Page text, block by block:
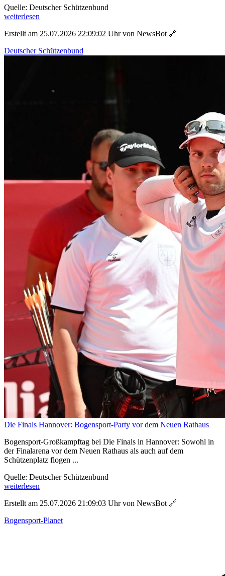
Quelle: Deutscher Schützenbund
weiterlesen
Erstellt am 25.07.2026 22:09:02 Uhr von NewsBot 🔗
Deutscher Schützenbund
Die Finals Hannover: Bogensport-Party vor dem Neuen Rathaus
Bogensport-Großkampftag bei Die Finals in Hannover: Sowohl in
der Finalarena vor dem Neuen Rathaus als auch auf dem
Schützenplatz flogen ...
Quelle: Deutscher Schützenbund
weiterlesen
Erstellt am 25.07.2026 21:09:03 Uhr von NewsBot 🔗
Bogensport-Planet